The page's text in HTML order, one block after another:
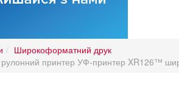
Широкоформатний друк
рулонний принтер УФ-принтер XR126™